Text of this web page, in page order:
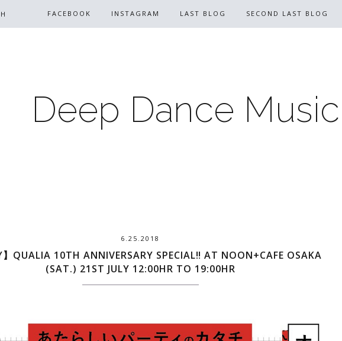
Deep Dance
FACEBOOK INSTAGRAM LAST BLOG SECOND LAST BLOG
6.25.2018
】QUALIA 10TH ANNIVERSARY SPECIAL‼︎ AT NOON+CAFE OSAKA
(SAT.) 21ST JULY 12:00HR TO 19:00HR